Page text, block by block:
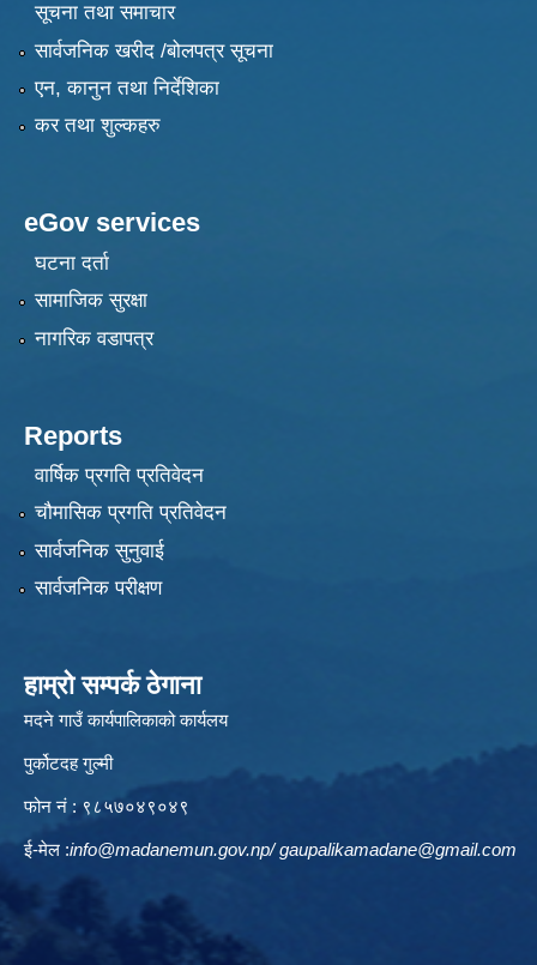
सूचना तथा समाचार
सार्वजनिक खरीद /बोलपत्र सूचना
एन, कानुन तथा निर्देशिका
कर तथा शुल्कहरु
eGov services
घटना दर्ता
सामाजिक सुरक्षा
नागरिक वडापत्र
Reports
वार्षिक प्रगति प्रतिवेदन
चौमासिक प्रगति प्रतिवेदन
सार्वजनिक सुनुवाई
सार्वजनिक परीक्षण
हाम्रो सम्पर्क ठेगाना
मदने गाउँ कार्यपालिकाको कार्यलय
पुर्कोटदह गुल्मी
फोन नं : ९८५७०४९०४९
ई-मेल :info@madanemun.gov.np/gaupalikamadane@gmail.com